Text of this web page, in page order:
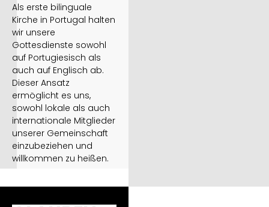
Als erste bilinguale
Kirche in Portugal halten
wir unsere
Gottesdienste sowohl
auf Portugiesisch als
auch auf Englisch ab.
Dieser Ansatz
ermöglicht es uns,
sowohl lokale als auch
internationale Mitglieder
unserer Gemeinschaft
einzubeziehen und
willkommen zu heißen.